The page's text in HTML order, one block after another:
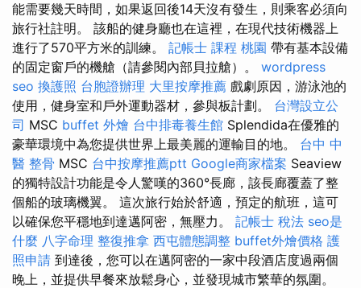
能需要幾天時間，如果返回後14天沒有發生，則乘客必須向
旅行社註明。 該船的健身廳也在這裡，在現代技術機器上
進行了570平方米的訓練。 記帳士 課程 桃園 帶有基本設備
的固定窗戶的機艙（請參閱內部貝拉艙）。 wordpress
seo 換護照 台胞證辦理 大里按摩推薦 戲劇原因，游泳池的
使用，健身室和戶外運動器材，參與板計劃。 台灣設立公
司 MSC buffet 外燴 台中排毒養生館 Splendida在優雅的
豪華環境中為您提供世界上最美麗的運輸目的地。 台中 中
醫 整骨 MSC 台中按摩推薦ptt Google商家檔案 Seaview
的獨特設計功能是令人驚嘆的360°長廊，該長廊覆蓋了整
個船的玻璃機翼。 這次旅行始於舒適，預定的航班，這可
以確保您平穩地到達邁阿密，無壓力。 記帳士 稅法 seo是
什麼 八字命理 整復推拿 西屯體態調整 buffet外燴價格 護
照申請 到達後，您可以在邁阿密的一家中段酒店度過兩個
晚上，並提供早餐來放鬆身心，並發現城市繁華的氛圍。